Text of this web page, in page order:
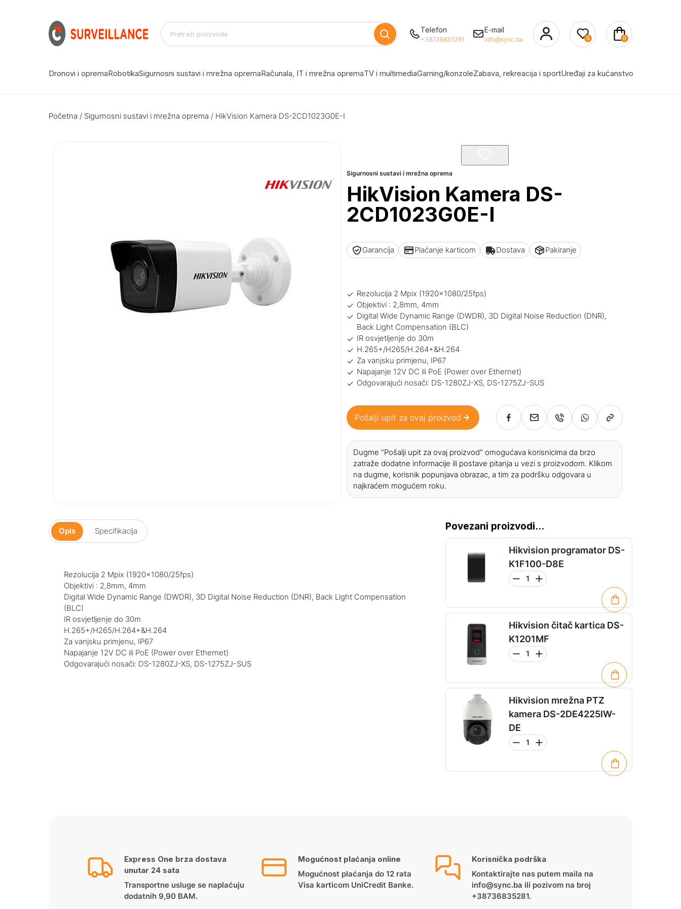
Telefon
+38736835281
E-mail
info@sync.ba 0 0
Dronovi i opremaRobotikaSigurnosni sustavi i mrežna opremaRačunala, IT i mrežna opremaTV i multimediaGaming/konzoleZabava, rekreacija i sportUređaji za kućanstvo
Početna / Sigurnosni sustavi i mrežna oprema / HikVision Kamera DS-2CD1023G0E-I
Sigurnosni sustavi i mrežna oprema
HikVision Kamera DS-
2CD1023G0E-I
Garancija Plaćanje karticom Dostava Pakiranje
Rezolucija 2 Mpix (1920x1080/25fps)
Objektivi : 2,8mm, 4mm
Digital Wide Dynamic Range (DWDR), 3D Digital Noise Reduction (DNR),
Back Light Compensation (BLC)
IR osvjetljenje do 30m
H.265+/H265/H.264+&H.264
Za vanjsku primjenu, IP67
Napajanje 12V DC ili PoE (Power over Ethernet)
Odgovarajući nosači: DS-1280ZJ-XS, DS-1275ZJ-SUS
Pošalji upit za ovaj proizvod
Dugme "Pošalji upit za ovaj proizvod" omogućava korisnicima da brzo
zatraže dodatne informacije ili postave pitanja u vezi s proizvodom. Klikom
na dugme, korisnik popunjava obrazac, a tim za podršku odgovara u
najkraćem mogućem roku.
Opis Specifikacija
Rezolucija 2 Mpix (1920×1080/25fps)
Objektivi : 2,8mm, 4mm
Digital Wide Dynamic Range (DWDR), 3D Digital Noise Reduction (DNR), Back Light Compensation
(BLC)
IR osvjetljenje do 30m
H.265+/H265/H.264+&H.264
Za vanjsku primjenu, IP67
Napajanje 12V DC ili PoE (Power over Ethernet)
Odgovarajući nosači: DS-1280ZJ-XS, DS-1275ZJ-SUS
Povezani proizvodi...
Hikvision programator DS-
K1F100-D8E
Hikvision čitač kartica DS-
K1201MF
Hikvision mrežna PTZ
kamera DS-2DE4225IW-
DE
Express One brza dostava
unutar 24 sata
Transportne usluge se naplaćuju
dodatnih 9,90 BAM.
Mogućnost plaćanja online
Mogućnost plaćanja do 12 rata
Visa karticom UniCredit Banke.
Korisnička podrška
Kontaktirajte nas putem maila na
info@sync.ba ili pozivom na broj
+38736835281.